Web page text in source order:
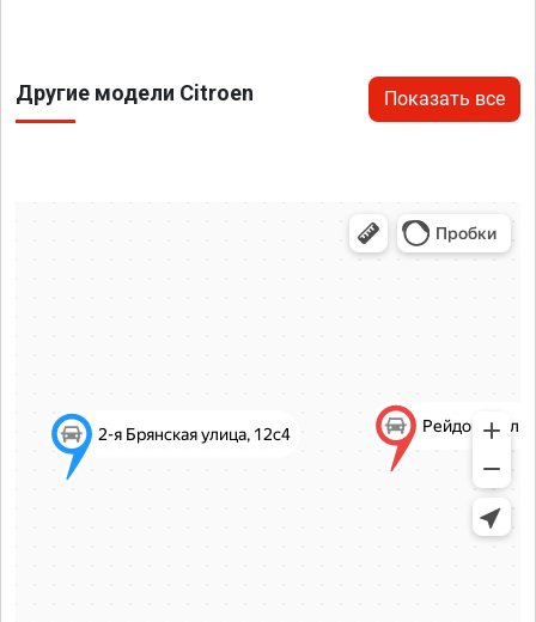
Другие модели Citroen Показать все